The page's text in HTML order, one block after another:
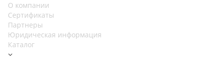
О компании
Сертификаты
Партнеры
Юридическая информация
Каталог